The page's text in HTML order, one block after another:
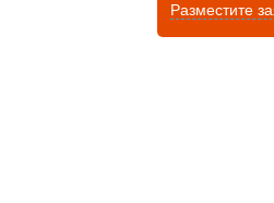
Разместите